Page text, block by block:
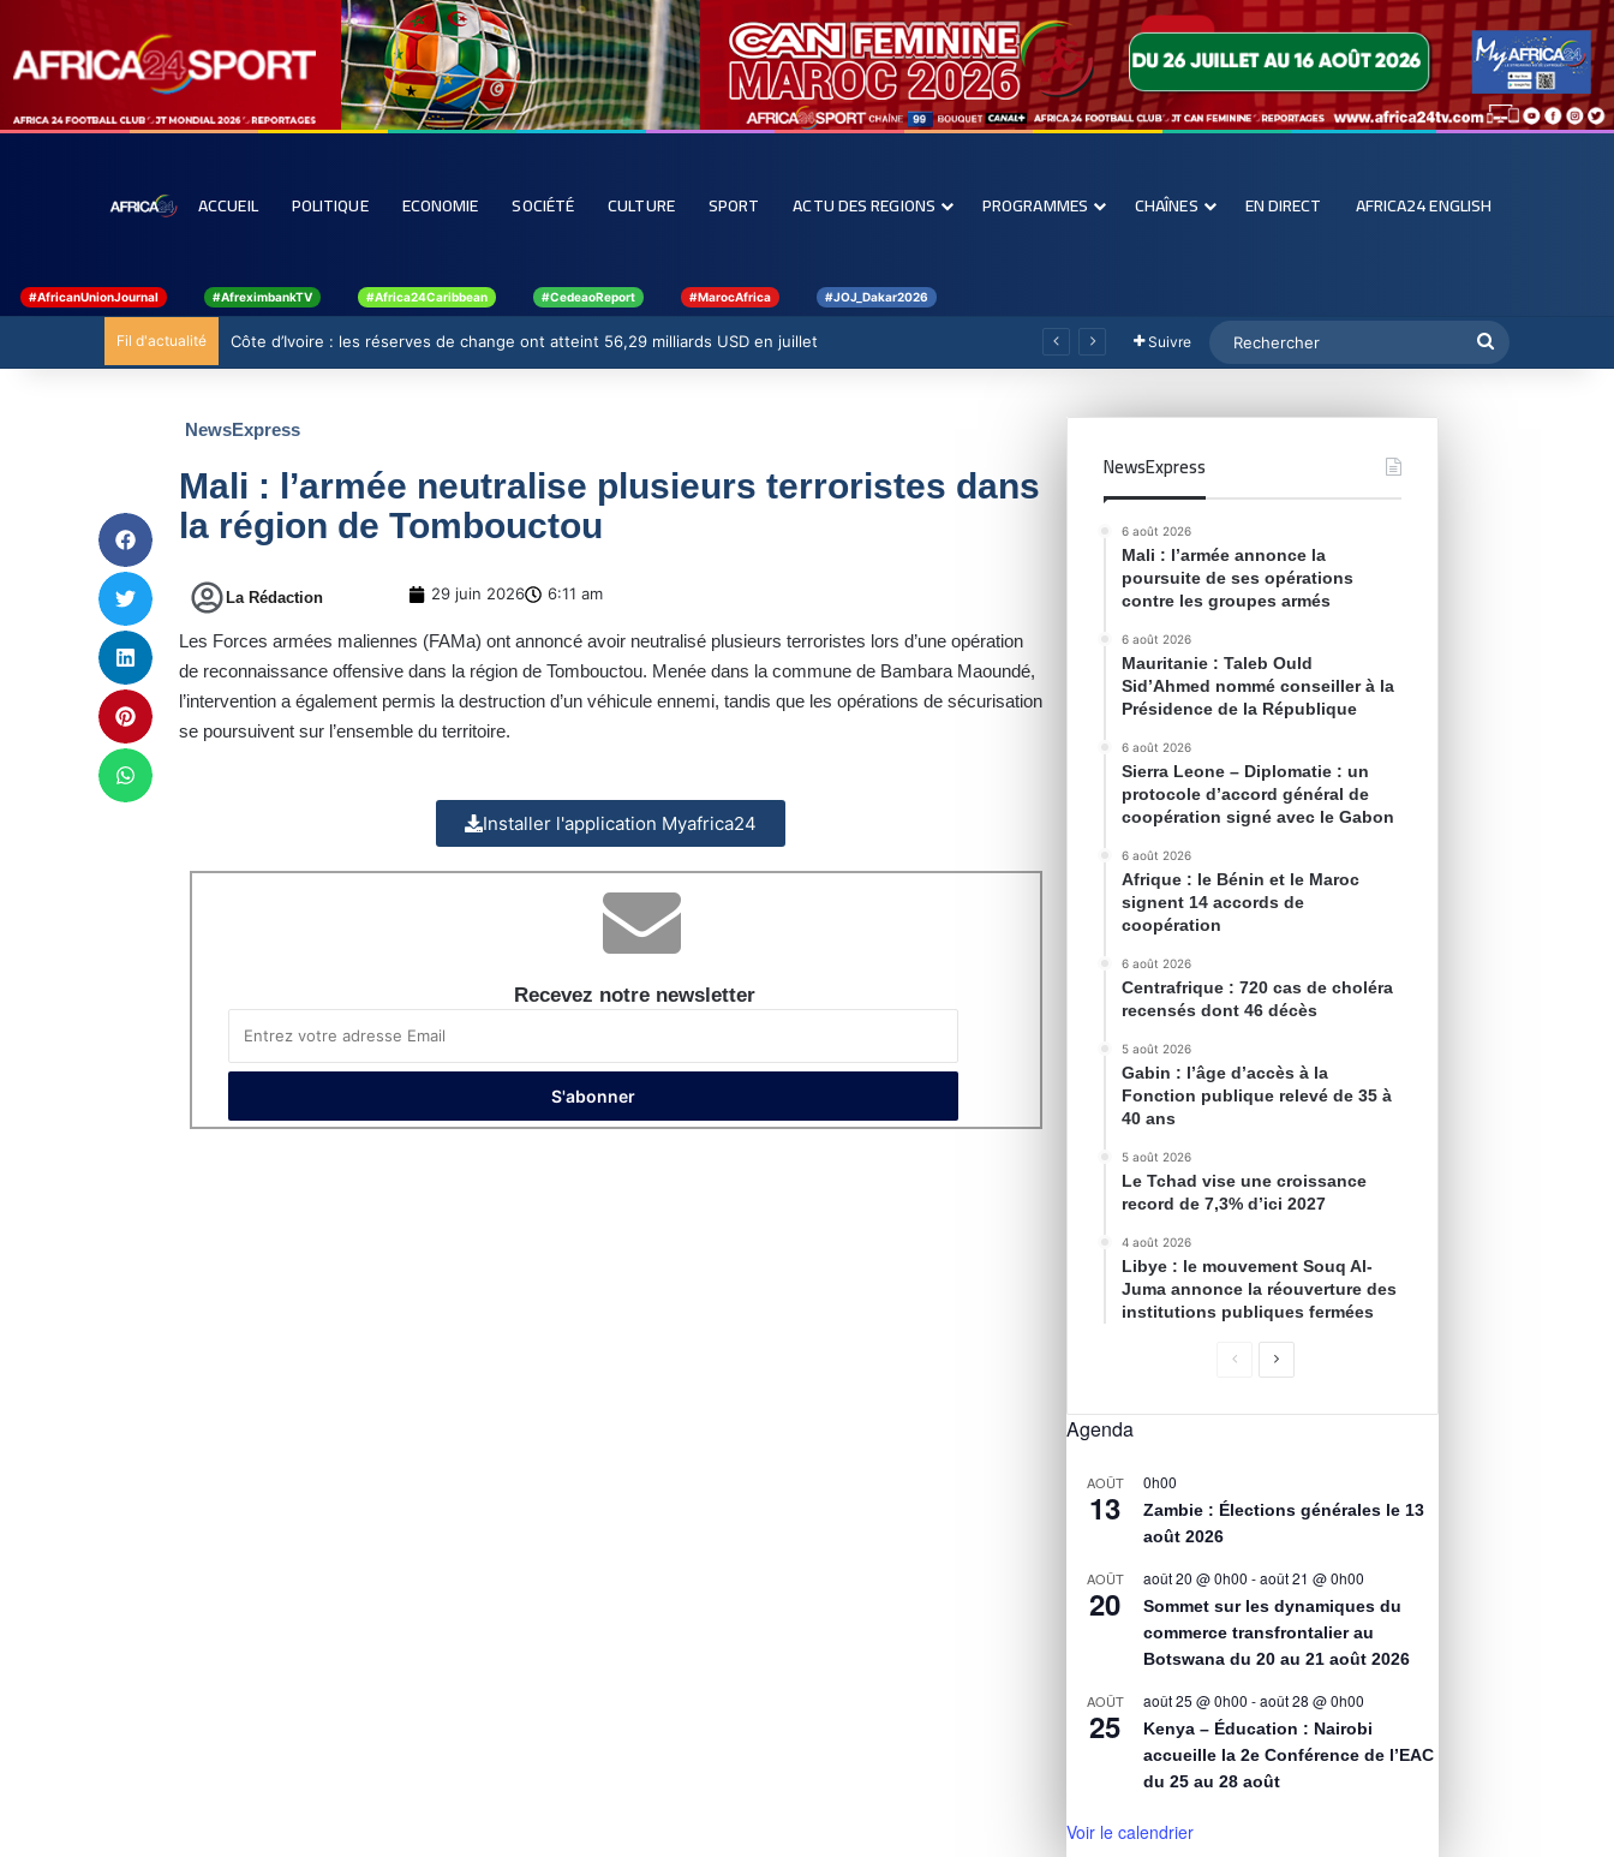
ACCUEIL POLITIQUE ECONOMIE SOCIÉTÉ CULTURE SPORT ACTU DES REGIONS PROGRAMMES CHAÎNES EN DIRECT AFRICA24 ENGLISH
#AfricanUnionJournal #AfreximbankTV #Africa24Caribbean #CedeaoReport #MarocAfrica #JOJ_Dakar2026
Fil d'actualité Côte d’Ivoire : les réserves de change ont atteint 56,29 milliards USD en juillet Suivre
NewsExpress
Mali : l’armée neutralise plusieurs terroristes dans
la région de Tombouctou
La Rédaction 29 juin 2026 6:11 am
Les Forces armées maliennes (FAMa) ont annoncé avoir neutralisé plusieurs terroristes lors d’une opération
de reconnaissance offensive dans la région de Tombouctou. Menée dans la commune de Bambara Maoundé,
l’intervention a également permis la destruction d’un véhicule ennemi, tandis que les opérations de sécurisation
se poursuivent sur l’ensemble du territoire.
Installer l'application Myafrica24
Recevez notre newsletter
NewsExpress
6 août 2026
Mali : l’armée annonce la
poursuite de ses opérations
contre les groupes armés
6 août 2026
Mauritanie : Taleb Ould
Sid’Ahmed nommé conseiller à la
Présidence de la République
6 août 2026
Sierra Leone – Diplomatie : un
protocole d’accord général de
coopération signé avec le Gabon
6 août 2026
Afrique : le Bénin et le Maroc
signent 14 accords de
coopération
6 août 2026
Centrafrique : 720 cas de choléra
recensés dont 46 décès
5 août 2026
Gabin : l’âge d’accès à la
Fonction publique relevé de 35 à
40 ans
5 août 2026
Le Tchad vise une croissance
record de 7,3% d’ici 2027
4 août 2026
Libye : le mouvement Souq Al-
Juma annonce la réouverture des
institutions publiques fermées
Agenda
AOÛT
13
0h00
Zambie : Élections générales le 13
août 2026
AOÛT
20
août 20 @ 0h00 -août 21 @ 0h00
Sommet sur les dynamiques du
commerce transfrontalier au
Botswana du 20 au 21 août 2026
AOÛT
25
août 25 @ 0h00 -août 28 @ 0h00
Kenya – Éducation : Nairobi
accueille la 2e Conférence de l’EAC
du 25 au 28 août
Voir le calendrier